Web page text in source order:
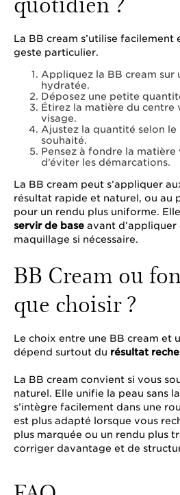
La BB cream s’utilise facilement
geste particulier.
Appliquez la BB cream sur
hydratée.
Déposez une petite
Étirez la matière du centre
visage.
Ajustez la quantité selon
souhaité.
Pensez à fondre la matière
d’éviter les démarcations.
La BB cream peut s’appliquer
résultat rapide et naturel, ou au
pour un rendu plus uniforme.
servir de base avant d’appliquer
maquillage si nécessaire.
BB Cream ou
que choisir ?
Le choix entre une BB cream et
dépend surtout du résultat
La BB cream convient si vous
naturel. Elle unifie la peau sans
s’intègre facilement dans une
est plus adapté lorsque vous
plus marquée ou un rendu plus
corriger davantage et de